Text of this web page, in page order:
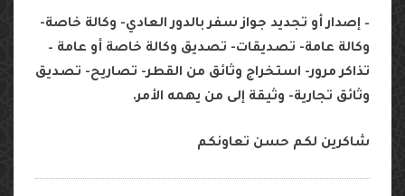
– إصدار أو تجديد جواز سفر بالدور العادي- وكالة خاصة-
وكالة عامة- تصديقات- تصديق وكالة خاصة أو عامة –
تذاكر مرور- استخراج وثائق من القطر- تصاريح- تصديق
وثائق تجارية- وثيقة إلى من يهمه الأمر.
شاكرين لكم حسن تعاونكم